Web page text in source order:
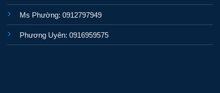
Ms Phường: 0912797949
Phương Uyên: 0916959575